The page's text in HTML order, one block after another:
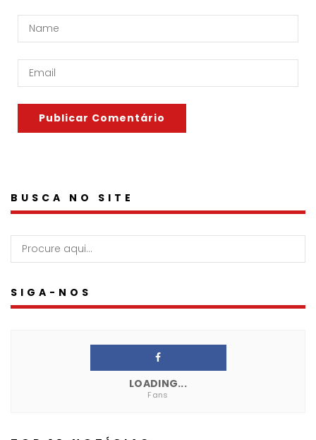
BUSCA NO SITE
SIGA-NOS
LOADING...
Fans